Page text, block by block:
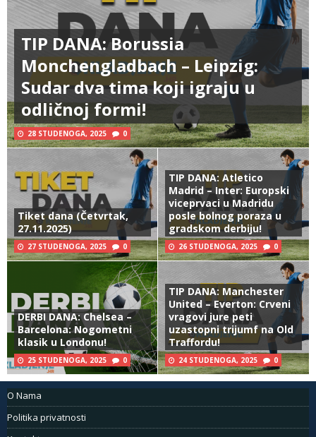
TIP DANA: Borussia
Monchengladbach – Leipzig:
Sudar dva tima koji igraju u
odličnoj formi!
28 STUDENOGA, 2025 0
Tiket dana (Četvrtak,
27.11.2025)
27 STUDENOGA, 2025 0
TIP DANA: Atletico
Madrid – Inter: Europski
viceprvaci u Madridu
posle bolnog poraza u
gradskom derbiju!
26 STUDENOGA, 2025 0
DERBI DANA: Chelsea –
Barcelona: Nogometni
klasik u Londonu!
25 STUDENOGA, 2025 0
TIP DANA: Manchester
United – Everton: Crveni
vragovi jure peti
uzastopni trijumf na Old
Traffordu!
24 STUDENOGA, 2025 0
O Nama
Politika privatnosti